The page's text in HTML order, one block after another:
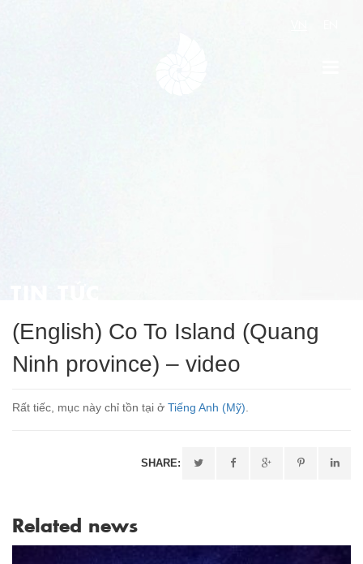
(English) Co To Island (Quang
Ninh province) – video
Rất tiếc, mục này chỉ tồn tại ở Tiếng Anh (Mỹ)
SHARE:
Related news